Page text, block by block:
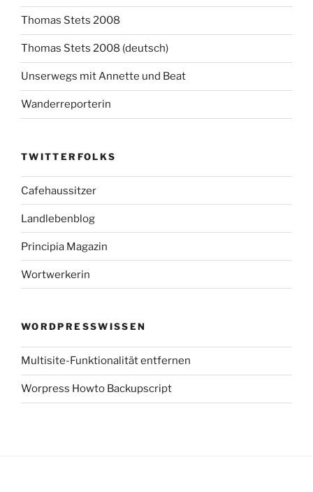
Thomas Stets 2008
Thomas Stets 2008 (deutsch)
Unserwegs mit Annette und Beat
Wanderreporterin
TWITTERFOLKS
Cafehaussitzer
Landlebenblog
Principia Magazin
Wortwerkerin
WORDPRESSWISSEN
Multisite-Funktionalität entfernen
Worpress Howto Backupscript